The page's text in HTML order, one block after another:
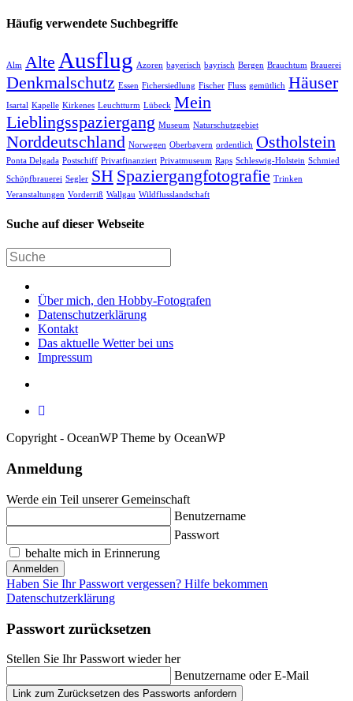
Häufig verwendete Suchbegriffe
Alm Alte Ausflug Azoren bayerisch bayrisch Bergen Brauchtum Brauerei
Denkmalschutz Essen Fichersiedlung Fischer Fluss gemütlich Häuser
Isartal Kapelle Kirkenes Leuchtturm Lübeck Mein
Lieblingsspaziergang Museum Naturschutzgebiet
Norddeutschland Norwegen Oberbayern ordentlich Ostholstein
Ponta Delgada Postschiff Privatfinanziert Privatmuseum Raps Schleswig-Holstein Schmied
Schöpfbrauerei Segler SH Spaziergangfotografie Trinken
Veranstaltungen Vorderriß Wallgau Wildflusslandschaft
Suche auf dieser Webseite
Über mich, den Hobby-Fotografen
Datenschutzerklärung
Kontakt
Das aktuelle Wetter bei uns
Impressum
Copyright - OceanWP Theme by OceanWP
Anmeldung
Werde ein Teil unserer Gemeinschaft
Benutzername
Passwort
behalte mich in Erinnerung
Anmelden
Haben Sie Ihr Passwort vergessen? Hilfe bekommen
Datenschutzerklärung
Passwort zurücksetzen
Stellen Sie Ihr Passwort wieder her
Benutzername oder E-Mail
Link zum Zurücksetzen des Passworts anfordern